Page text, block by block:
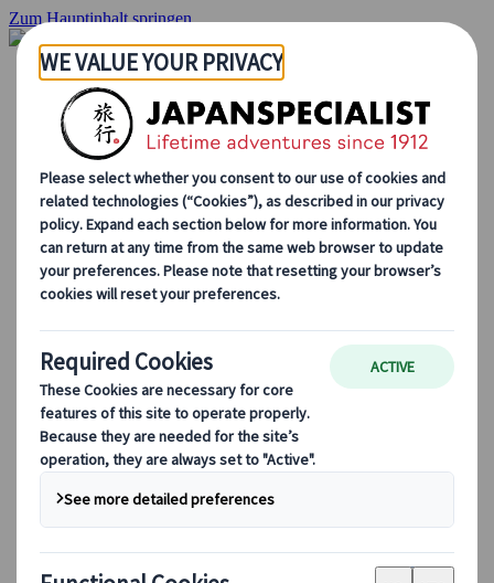
Zum Hauptinhalt springen
Startseite
Rundreisen
Individuelle Reisen
Gruppenreisen
Selbstfahrerreisen
Ausflüge
Massgeschneiderte Gruppenreisen
Japan Rail Pass
Wie wir arbeiten
Über uns
Treffen Sie unser Team
Werden Sie Teil unseres Teams
Saisonale Reisetipps
Highlights des Reiseziels
Kulturelle Einblicke
Kulinarische Erlebnisse
Entdecke Japan mit dem Zug
Häufig gestellte Fragen
Wichtige Informationen
Etikette in Japan
Autofahren in Japan
Bei uns buchen
Japan Rail Pass
Unterkunft
Online-Beratung